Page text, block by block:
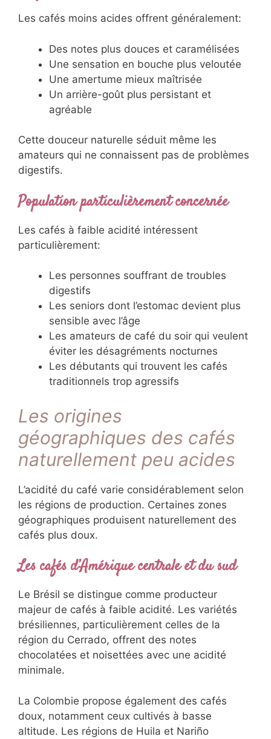
Les cafés moins acides offrent généralement:
Des notes plus douces et caramélisées
Une sensation en bouche plus veloutée
Une amertume mieux maîtrisée
Un arrière-goût plus persistant et
agréable
Cette douceur naturelle séduit même les
amateurs qui ne connaissent pas de problèmes
digestifs.
Population particulièrement concernée
Les cafés à faible acidité intéressent
particulièrement:
Les personnes souffrant de troubles
digestifs
Les seniors dont l’estomac devient plus
sensible avec l’âge
Les amateurs de café du soir qui veulent
éviter les désagréments nocturnes
Les débutants qui trouvent les cafés
traditionnels trop agressifs
Les origines
géographiques des cafés
naturellement peu acides
L’acidité du café varie considérablement selon
les régions de production. Certaines zones
géographiques produisent naturellement des
cafés plus doux.
Les cafés d’Amérique centrale et du sud
Le Brésil se distingue comme producteur
majeur de cafés à faible acidité. Les variétés
brésiliennes, particulièrement celles de la
région du Cerrado, offrent des notes
chocolatées et noisettées avec une acidité
minimale.
La Colombie propose également des cafés
doux, notamment ceux cultivés à basse
altitude. Les régions de Huila et Nariño